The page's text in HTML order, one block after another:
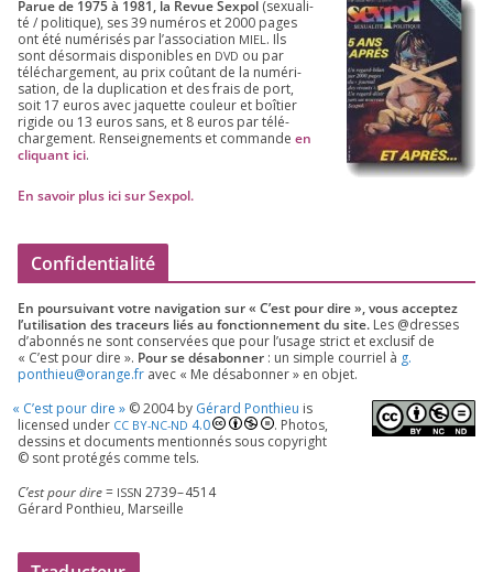
Parue de 1975à 1981, la Revue Sex­pol (sexua­li­
té /​ poli­tique), ses39 numé­ros et2000 pages
ont été numé­ri­sés par l’as­so­cia­tion MIEL. Ils
sont désor­mais dis­po­nibles en DVD ou par
télé­char­ge­ment, au prix coû­tant de la numé­ri­
sa­tion, de la dupli­ca­tion et des frais de port,
soit 17 euros avec jaquette cou­leur et boî­tier
rigide ou 13 euros sans, et 8 euros par télé­
char­ge­ment. Ren­sei­gne­ments et com­mande en
cli­quant ici.
En savoir plus ici sur Sexpol.
Confidentialité
En pour­sui­vant votre navi­ga­tion sur « C’est pour dire », vous accep­tez
l’utilisation des tra­ceurs liés au fonc­tion­ne­ment du site. Les @dresses
d’a­bon­nés ne sont conser­vées que pour l’u­sage strict et exclu­sif de
« C’est pour dire ». Pour se désa­bon­ner : un simple cour­riel à g.​
ponthieu@​orange.​fr avec « Me désa­bon­ner » en objet.
« C’est pour dire » ©2004by Gérard Ponthieu is
licen­sed under CC BY-NC-ND 4.0
. Photos,
des­sins et docu­ments men­tion­nés sous copy­right
© sont pro­té­gés comme tels.
C’est pour dire= ISSN 2739–4514
Gérard Ponthieu, Marseille